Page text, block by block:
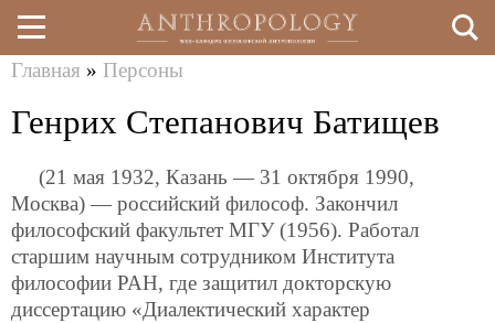
Перейти
к
содержанию
здесь
Главная » Персоны
Генрих Степанович Батищев
(21 мая 1932, Казань — 31 октября 1990,
Москва) — российский философ. Закончил
философский факультет МГУ (1956). Работал
старшим научным сотрудником Института
философии РАН, где защитил докторскую
диссертацию «Диалектический характер